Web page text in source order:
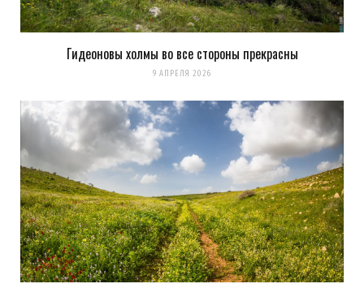
Гидеоновы холмы во все стороны прекрасны
9 АПРЕЛЯ 2026